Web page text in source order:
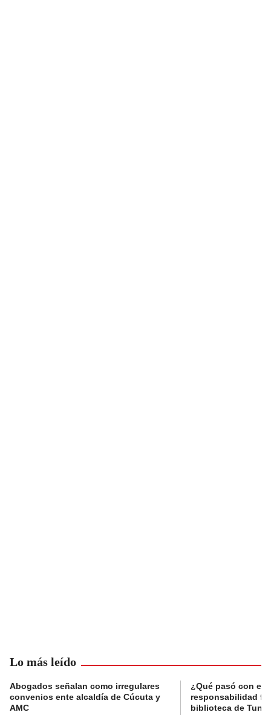
Lo más leído
Abogados señalan como irregulares
convenios ente alcaldía de Cúcuta y
AMC
¿Qué pasó con el
responsabilidad
biblioteca de